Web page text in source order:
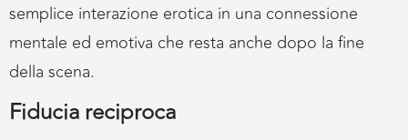
semplice interazione erotica in una connessione
mentale ed emotiva che resta anche dopo la fine
della scena.
Fiducia reciproca